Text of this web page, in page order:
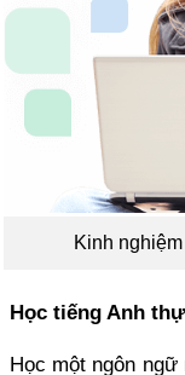
Kinh
Học tiếng Anh
Học một ngôn